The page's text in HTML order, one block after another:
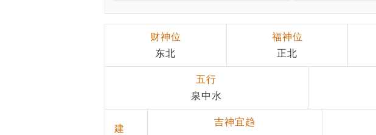
财神位
东北
福神位
正北
五行
泉中水
建
吉神宜趋